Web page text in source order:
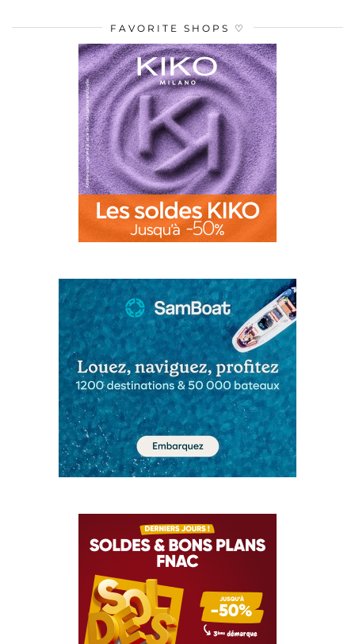
FAVORITE SHOPS ♡